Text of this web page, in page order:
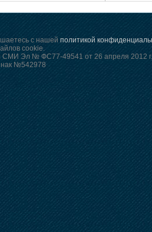
с нашей политикой
cookie.
СМИ Эл № ФС77-49541 от 26 апреля 2012 г.
№542978